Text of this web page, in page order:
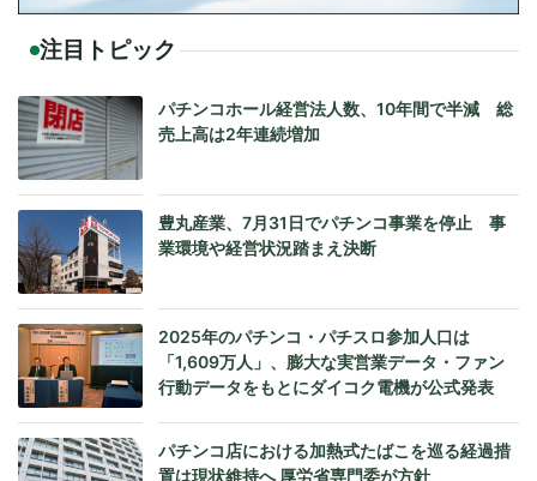
注目トピック
パチンコホール経営法人数、10年間で半減 総
売上高は2年連続増加
豊丸産業、7月31日でパチンコ事業を停止 事
業環境や経営状況踏まえ決断
2025年のパチンコ・パチスロ参加人口は
「1,609万人」、膨大な実営業データ・ファン
行動データをもとにダイコク電機が公式発表
パチンコ店における加熱式たばこを巡る経過措
置は現状維持へ 厚労省専門委が方針